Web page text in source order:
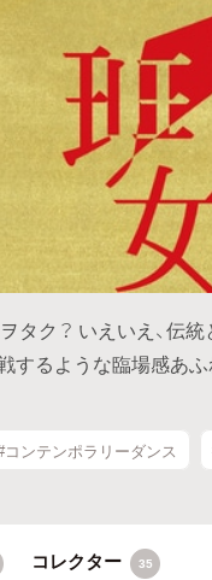
タク？ いえいえ、伝
するような臨場感あ
コンテンポラリーダンス
コレクター 35